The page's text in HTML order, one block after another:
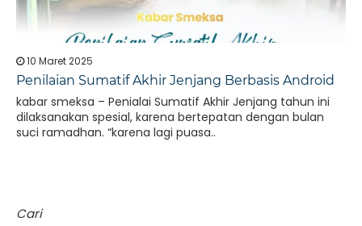
10 Maret 2025
Penilaian Sumatif Akhir Jenjang Berbasis Android
kabar smeksa – Penialai Sumatif Akhir Jenjang tahun ini
dilaksanakan spesial, karena bertepatan dengan bulan
suci ramadhan. “karena lagi puasa..
Cari